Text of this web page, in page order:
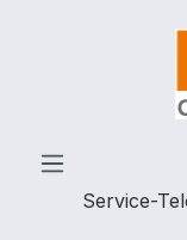
Zum Hauptinhalt
Service-